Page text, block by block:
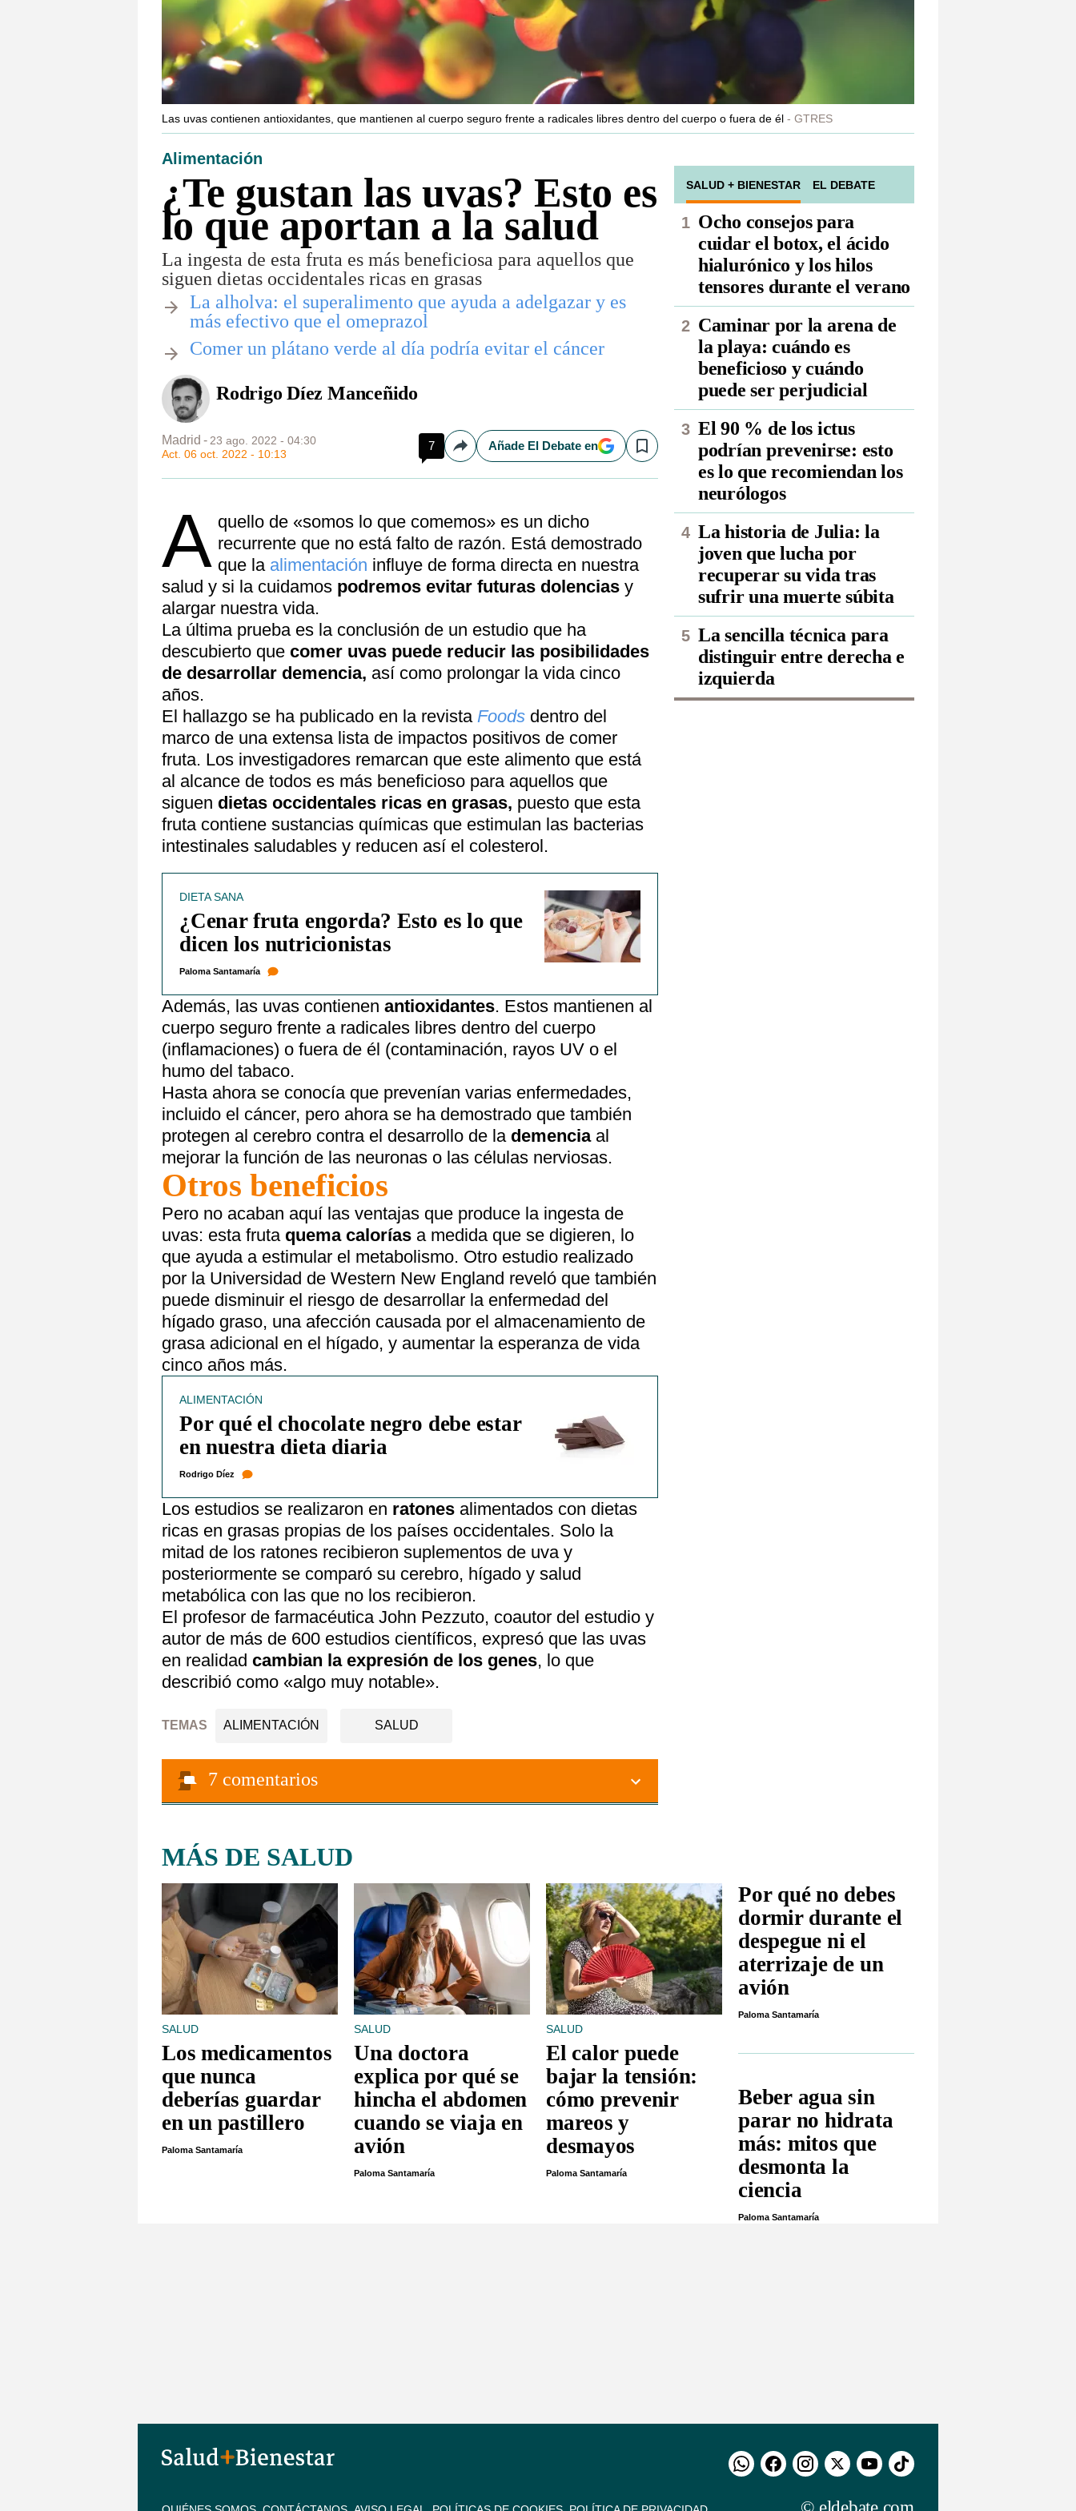
Las uvas contienen antioxidantes, que mantienen al cuerpo seguro frente a radicales libres dentro del cuerpo o fuera de él GTRES
Alimentación
¿Te gustan las uvas? Esto es
lo que aportan a la salud
La ingesta de esta fruta es más beneficiosa para aquellos que
siguen dietas occidentales ricas en grasas
La alholva: el superalimento que ayuda a adelgazar y es
más efectivo que el omeprazol
​Comer un plátano verde al día podría evitar el cáncer
Rodrigo Díez Manceñido
Madrid
23 ago. 2022 - 04:30
Act. 06 oct. 2022 - 10:13
7 CompartirAñade El Debate en Save
A quello de «somos lo que comemos» es un dicho
recurrente que no está falto de razón. Está demostrado
que la alimentación influye de forma directa en nuestra
salud y si la cuidamos podremos evitar futuras dolencias y
alargar nuestra vida.
La última prueba es la conclusión de un estudio que ha
descubierto que comer uvas puede reducir las posibilidades
de desarrollar demencia, así como prolongar la vida cinco
años.
El hallazgo se ha publicado en la revista Foods dentro del
marco de una extensa lista de impactos positivos de comer
fruta. Los investigadores remarcan que este alimento que está
al alcance de todos es más beneficioso para aquellos que
siguen dietas occidentales ricas en grasas, puesto que esta
fruta contiene sustancias químicas que estimulan las bacterias
intestinales saludables y reducen así el colesterol.
DIETA SANA
¿Cenar fruta engorda? Esto es lo que
dicen los nutricionistas
Paloma Santamaría
Además, las uvas contienen antioxidantes. Estos mantienen al
cuerpo seguro frente a radicales libres dentro del cuerpo
(inflamaciones) o fuera de él (contaminación, rayos UV o el
humo del tabaco.
Hasta ahora se conocía que prevenían varias enfermedades,
incluido el cáncer, pero ahora se ha demostrado que también
protegen al cerebro contra el desarrollo de la demencia al
mejorar la función de las neuronas o las células nerviosas.
Otros beneficios
Pero no acaban aquí las ventajas que produce la ingesta de
uvas: esta fruta quema calorías a medida que se digieren, lo
que ayuda a estimular el metabolismo. Otro estudio realizado
por la Universidad de Western New England reveló que también
puede disminuir el riesgo de desarrollar la enfermedad del
hígado graso, una afección causada por el almacenamiento de
grasa adicional en el hígado, y aumentar la esperanza de vida
cinco años más.
ALIMENTACIÓN
Por qué el chocolate negro debe estar
en nuestra dieta diaria
Rodrigo Díez
Los estudios se realizaron en ratones alimentados con dietas
ricas en grasas propias de los países occidentales. Solo la
mitad de los ratones recibieron suplementos de uva y
posteriormente se comparó su cerebro, hígado y salud
metabólica con las que no los recibieron.
El profesor de farmacéutica John Pezzuto, coautor del estudio y
autor de más de 600 estudios científicos, expresó que las uvas
en realidad cambian la expresión de los genes, lo que
describió como «algo muy notable».
TEMAS ALIMENTACIÓN SALUD
7 comentarios
SALUD + BIENESTAR EL DEBATE
Ocho consejos para
cuidar el botox, el ácido
hialurónico y los hilos
tensores durante el verano
Caminar por la arena de
la playa: cuándo es
beneficioso y cuándo
puede ser perjudicial
El 90 % de los ictus
podrían prevenirse: esto
es lo que recomiendan los
neurólogos
La historia de Julia: la
joven que lucha por
recuperar su vida tras
sufrir una muerte súbita
La sencilla técnica para
distinguir entre derecha e
izquierda
MÁS DE SALUD
SALUD
Los medicamentos
que nunca
deberías guardar
en un pastillero
Paloma Santamaría
SALUD
Una doctora
explica por qué se
hincha el abdomen
cuando se viaja en
avión
Paloma Santamaría
SALUD
El calor puede
bajar la tensión:
cómo prevenir
mareos y
desmayos
Paloma Santamaría
Por qué no debes
dormir durante el
despegue ni el
aterrizaje de un
avión
Paloma Santamaría
Beber agua sin
parar no hidrata
más: mitos que
desmonta la
ciencia
Paloma Santamaría